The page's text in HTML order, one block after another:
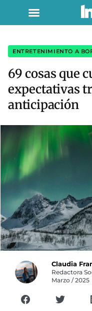
ENTRETENIMIENTO A
69 cosas que
expectativas
anticipación
Claudia
Redactora
Marzo / 2025